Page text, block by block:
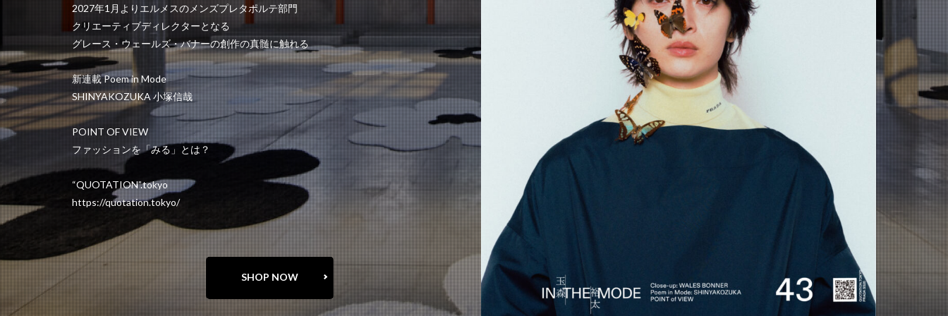
2027年1月よりエルメスのメンズプレタポルテ部門
クリエーティブディレクターとなる
グレース・ウェールズ・バナーの創作の真髄に触れる
新連載 Poem in Mode
SHINYAKOZUKA 小塚信哉
POINT OF VIEW
ファッションを「みる」とは？
“QUOTATION”.tokyo
https://quotation.tokyo/
SHOP NOW